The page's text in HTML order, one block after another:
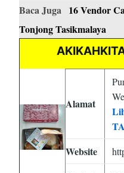
Baca Juga 16 Vendor
Tonjong Tasikmalaya
Alamat
Website